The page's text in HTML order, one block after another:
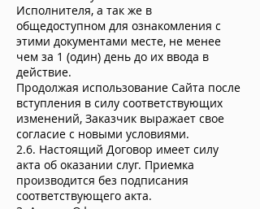
Исполнителя, а так же в
общедоступном для ознакомления с
этими документами месте, не менее
чем за 1 (один) день до их ввода в
действие.
Продолжая использование Сайта после
вступления в силу соответствующих
изменений, Заказчик выражает свое
согласие с новыми условиями.
2.6. Настоящий Договор имеет силу
акта об оказании слуг. Приемка
производится без подписания
соответствующего акта.